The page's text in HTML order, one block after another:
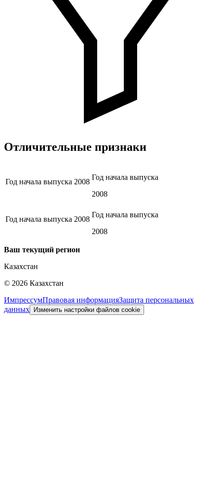
Отличительные признаки
Год начала выпуска 2008
Год начала выпуска
2008
Год начала выпуска 2008
Год начала выпуска
2008
Ваш текущий регион
Казахстан
© 2026 Казахстан
ИмпрессумПравовая информацияЗащита персональных
данных Изменить настройки файлов cookie